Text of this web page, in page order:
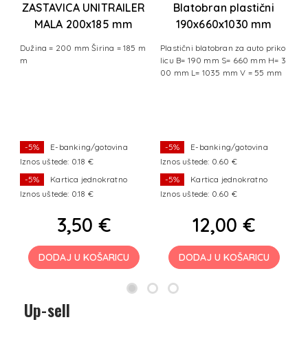
ZASTAVICA UNITRAILER
MALA 200x185 mm
Dužina = 200 mm Širina = 185 m
m
-5%
E-banking/gotovina
Iznos uštede: 0.18 €
-5%
Kartica jednokratno
Iznos uštede: 0.18 €
3,50 €
DODAJ U KOŠARICU
Blatobran plastični
190x660x1030 mm
Plastični blatobran za auto priko
licu B= 190 mm S= 660 mm H= 3
00 mm L= 1035 mm V = 55 mm
-5%
E-banking/gotovina
Iznos uštede: 0.60 €
-5%
Kartica jednokratno
Iznos uštede: 0.60 €
12,00 €
DODAJ U KOŠARICU
Up-sell